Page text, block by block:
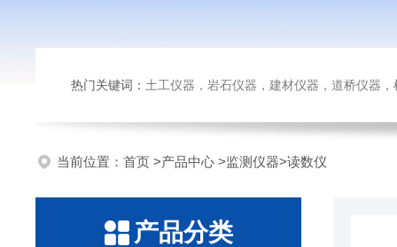
热门关键词： 土工仪器，岩石仪器，建材仪器，道桥仪器，检测
当前位置： 首页 >产品中心 >监测仪器>读数仪
产品分类